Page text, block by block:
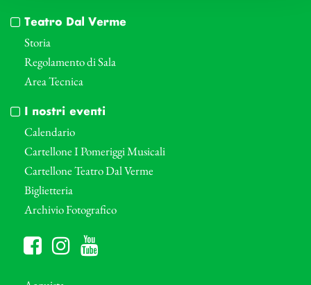
Teatro Dal Verme
Storia
Regolamento di Sala
Area Tecnica
I nostri eventi
Calendario
Cartellone I Pomeriggi Musicali
Cartellone Teatro Dal Verme
Biglietteria
Archivio Fotografico